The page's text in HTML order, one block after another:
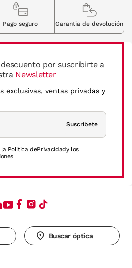
descuento por suscribirte a
Newsletter
exclusivas, ventas privadas y
Suscríbete
Política dePrivacidady los
Pago seguro Garantia de devolución
Buscar óptica